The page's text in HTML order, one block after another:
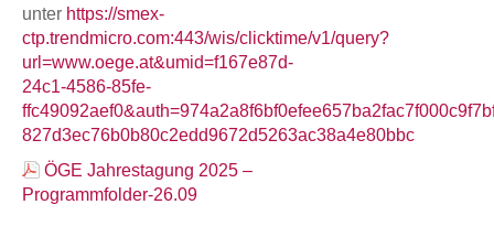
unter https://smex-
ctp.trendmicro.com:443/wis/clicktime/v1/query?
url=www.oege.at&umid=f167e87d-
24c1-4586-85fe-
827d3ec76b0b80c2edd9672d5263ac38a4e80bbc
ÖGE Jahrestagung 2025 –
Programmfolder-26.09